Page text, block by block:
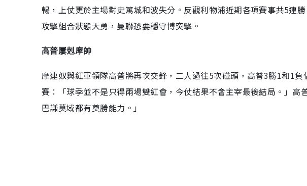
暢，上仗更於主場對史篤城和波失分。反觀利物浦近期各項賽事共5連
攻擊組合狀態大勇，曼聯恐要穩守博突擊。
高普屢剋摩帥
摩連奴與紅軍領隊高普將再次交鋒，二人過往5次碰頭，高普3勝1和1
賽：「球季並不是只得兩場雙紅會，今仗結果不會主宰最後結局。」高
巴謙莫域都有奠勝能力。」